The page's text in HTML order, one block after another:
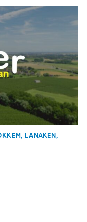
LANAKEN,